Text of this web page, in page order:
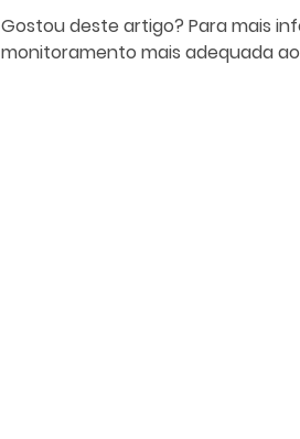
Gostou deste artigo? Para mais
monitoramento mais adequada